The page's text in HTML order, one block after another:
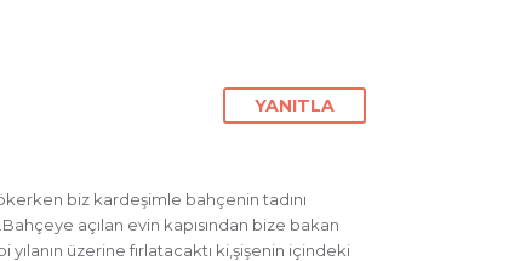
YANITLA
biz kardeşimle bahçenin tadını
açılan evin kapısından bize bakan
yılanın üzerine fırlatacaktı ki,şişenin içindeki